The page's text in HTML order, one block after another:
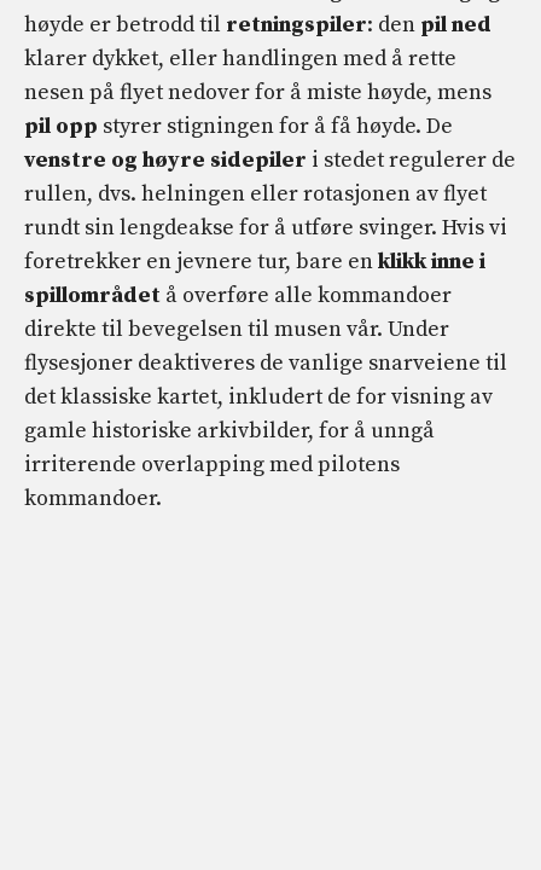
høyde er betrodd til retningspiler: den pil ned
klarer dykket, eller handlingen med å rette
nesen på flyet nedover for å miste høyde, mens
pil opp styrer stigningen for å få høyde. De
venstre og høyre sidepiler i stedet regulerer de
rullen, dvs. helningen eller rotasjonen av flyet
rundt sin lengdeakse for å utføre svinger. Hvis vi
foretrekker en jevnere tur, bare enklikk inne i
spillområdet å overføre alle kommandoer
direkte til bevegelsen til musen vår. Under
flysesjoner deaktiveres de vanlige snarveiene til
det klassiske kartet, inkludert de for visning av
gamle historiske arkivbilder, for å unngå
irriterende overlapping med pilotens
kommandoer.